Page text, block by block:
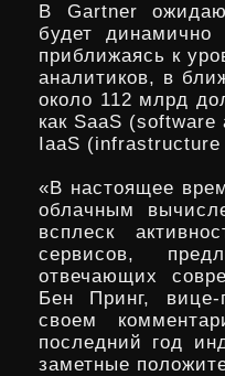
В Gartner
будет
приближаясь к
аналитиков, в
около 112 млрд
как SaaS
IaaS
«В настоящее
облачным
всплеск
сервисов,
отвечающих
Бен Принг,
своем
последний год
заметные